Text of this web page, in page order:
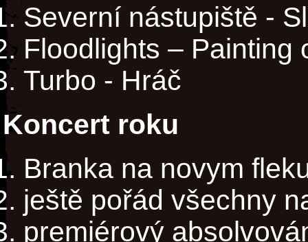
Severní nástupiště -
Floodlights – Painting
Turbo - Hráč
Koncert roku
Branka na novym
ještě pořád všechny
premiérový